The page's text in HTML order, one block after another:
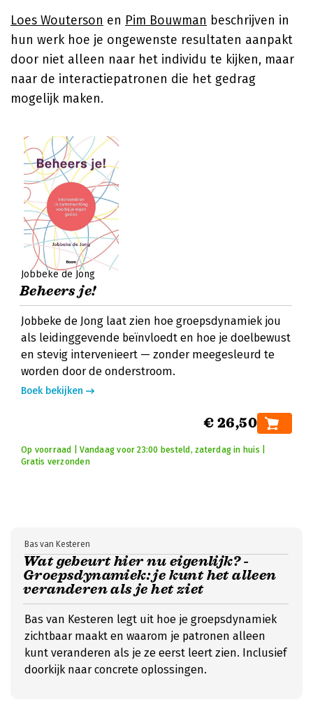
Loes Wouterson en Pim Bouwman beschrijven in
hun werk hoe je ongewenste resultaten aanpakt
door niet alleen naar het individu te kijken, maar
naar de interactiepatronen die het gedrag
mogelijk maken.
Jobbeke de Jong
Beheers je!
Jobbeke de Jong laat zien hoe groepsdynamiek jou
als leidinggevende beïnvloedt en hoe je doelbewust
en stevig intervenieert — zonder meegesleurd te
worden door de onderstroom.
Boek bekijken
€ 26,50
Op voorraad | Vandaag voor 23:00 besteld, zaterdag in huis |
Gratis verzonden
Wat gebeurt hier nu eigenlijk? -
Groepsdynamiek: je kunt het alleen
veranderen als je het ziet
Bas van Kesteren
Bas van Kesteren legt uit hoe je groepsdynamiek
zichtbaar maakt en waarom je patronen alleen
kunt veranderen als je ze eerst leert zien. Inclusief
doorkijk naar concrete oplossingen.